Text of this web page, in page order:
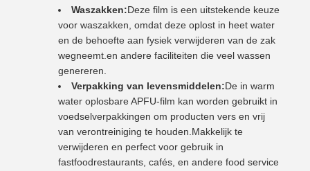
Waszakken:Deze film is een uitstekende keuze
voor waszakken, omdat deze oplost in heet water
en de behoefte aan fysiek verwijderen van de zak
wegneemt.en andere faciliteiten die veel wassen
genereren.
Verpakking van levensmiddelen:De in warm
water oplosbare APFU-film kan worden gebruikt in
voedselverpakkingen om producten vers en vrij
van verontreiniging te houden.Makkelijk te
verwijderen en perfect voor gebruik in
fastfoodrestaurants, cafés, en andere food service